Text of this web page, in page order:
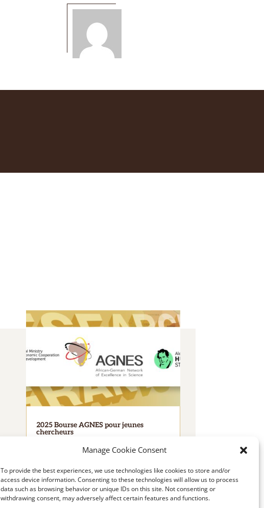
Manage Cookie Consent
To provide the best experiences, we use technologies like cookies to store and/or
access device information. Consenting to these technologies will allow us to process
data such as browsing behavior or unique IDs on this site. Not consenting or
withdrawing consent, may adversely affect certain features and functions.
2025 Bourse AGNES pour jeunes
chercheurs